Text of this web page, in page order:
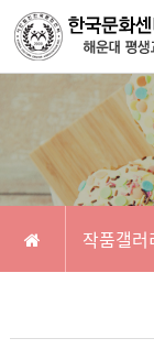
작품갤러